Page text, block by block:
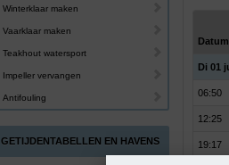
Datum
Di 01
06:50
12:25
19:17
Winterklaar maken
Vaarklaar maken
Teakhout watersport
Impeller vervangen
Antifouling
GETIJDENTABELLEN EN HAVENS